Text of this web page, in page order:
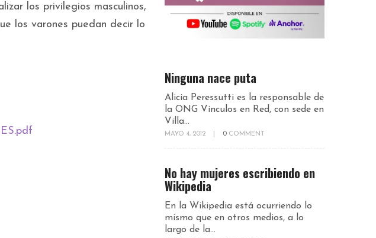
los privilegios masculinos,
los varones puedan decir lo
Ninguna nace puta
Alicia Peressutti es la responsable de
la ONG Vínculos en Red, con sede en
Villa...
MAYO 4, 2012 0 COMMENT
No hay mujeres escribiendo en
Wikipedia
En la Wikipedia está ocurriendo lo
mismo que en otros medios, a lo
largo de la...